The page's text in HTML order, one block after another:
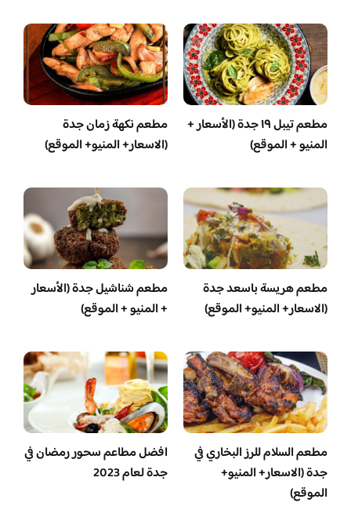
مطعم تيبل ١٩ جدة (الأسعار +
المنيو + الموقع)
مطعم نكهة زمان جدة
(الاسعار+ المنيو+ الموقع)
مطعم هريسة باسعد جدة
(الاسعار+ المنيو+ الموقع)
مطعم شناشيل جدة (الأسعار
+ المنيو + الموقع)
مطعم السلام للرز البخاري في
جدة (الاسعار+ المنيو+
الموقع)
افضل مطاعم سحور رمضان في
جدة لعام 2023